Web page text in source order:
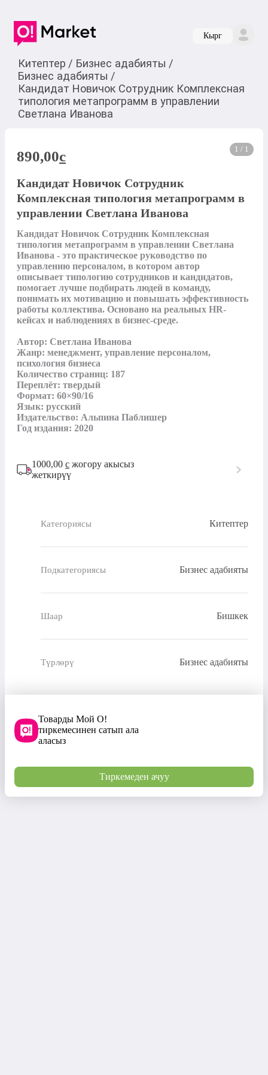
Кырг
Китептер / Бизнес адабияты /
Бизнес адабияты /
Кандидат Новичок Сотрудник Комплексная
типология метапрограмм в управлении
Светлана Иванова
1 / 1
890,00c
Кандидат Новичок Сотрудник
Комплексная типология метапрограмм в
управлении Светлана Иванова
Кандидат Новичок Сотрудник Комплексная
типология метапрограмм в управлении Светлана
Иванова - это практическое руководство по
управлению персоналом, в котором автор
описывает типологию сотрудников и кандидатов,
помогает лучше подбирать людей в команду,
понимать их мотивацию и повышать эффективность
работы коллектива. Основано на реальных HR-
кейсах и наблюдениях в бизнес-среде.
Автор: Светлана Иванова
Жанр: менеджмент, управление персоналом,
психология бизнеса
Количество страниц: 187
Переплёт: твердый
Формат: 60×90/16
Язык: русский
Издательство: Альпина Паблишер
Год издания: 2020
1000,00 с жогору акысыз
жеткирүү
Категориясы Китептер
Подкатегориясы Бизнес адабияты
Шаар Бишкек
Түрлөрү Бизнес адабияты
Товарды Мой О!
тиркемесинен сатып ала
аласыз
Тиркемеден ачуу